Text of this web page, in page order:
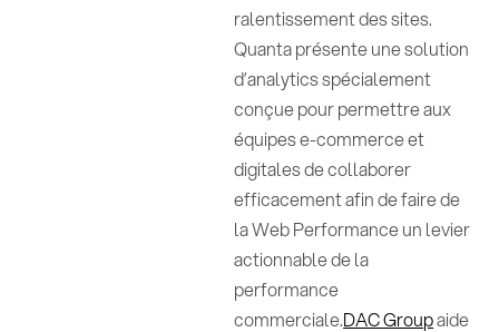
ralentissement des sites.
Quanta présente une solution
d’analytics spécialement
conçue pour permettre aux
équipes e-commerce et
digitales de collaborer
efficacement afin de faire de
la Web Performance un levier
actionnable de la
performance
commerciale.DAC Groupaide